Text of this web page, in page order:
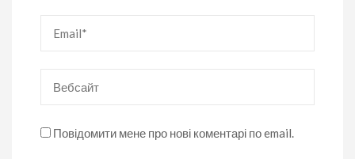
Повідомити мене про нові коментарі по email.